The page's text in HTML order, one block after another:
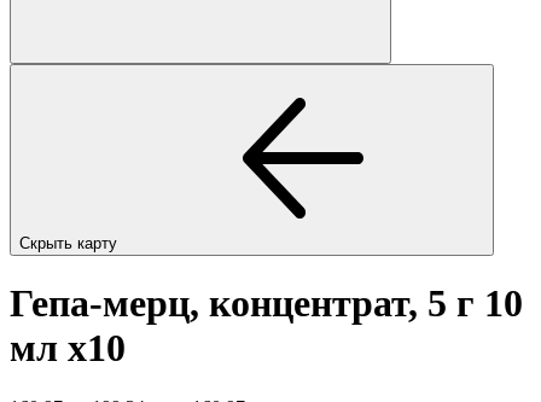
Скрыть карту
Гепа-мерц, концентрат, 5 г 10
мл x10